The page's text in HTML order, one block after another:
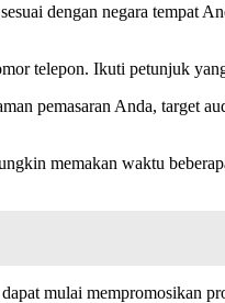
dengan negara tempat
telepon. Ikuti petunjuk
pemasaran Anda, target
memakan waktu
mulai mempromosikan